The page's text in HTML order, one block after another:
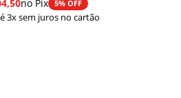
no Pix 5% OFF
3x sem juros no cartão